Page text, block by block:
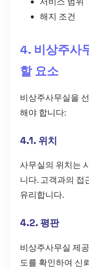
해지 조건
4. 비상주사
할 요소
비상주사무실을
해야 합니다:
4.1. 위치
사무실의 위치는
니다. 고객과의 접
유리합니다.
4.2. 평판
비상주사무실 제
도를 확인하여 신